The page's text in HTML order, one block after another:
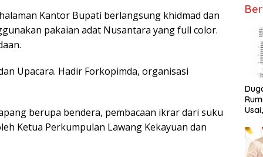
Kantor Bupati berlangsung khidmad dan
pakaian adat Nusantara yang full color.
Upacara. Hadir Forkopimda, organisasi
berupa bendera, pembacaan ikrar dari suku
Ketua Perkumpulan Lawang Kekayuan dan